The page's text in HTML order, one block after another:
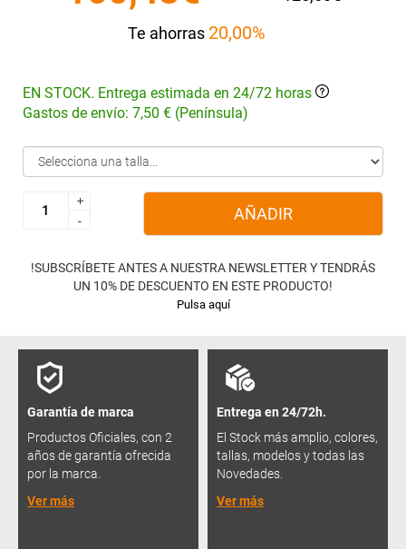
Te ahorras 20,00%
EN STOCK. Entrega estimada en 24/72 horas
Gastos de envío: 7,50 € (Península)
+
-
+
-
AÑADIR
!SUBSCRÍBETE ANTES A NUESTRA NEWSLETTER Y TENDRÁS
UN 10% DE DESCUENTO EN ESTE PRODUCTO!
Pulsa aquí
Garantía de marca
Productos Oficiales, con 2
años de garantía ofrecida
por la marca.
Ver más
Entrega en 24/72h.
El Stock más amplio, colores,
tallas, modelos y todas las
Novedades.
Ver más